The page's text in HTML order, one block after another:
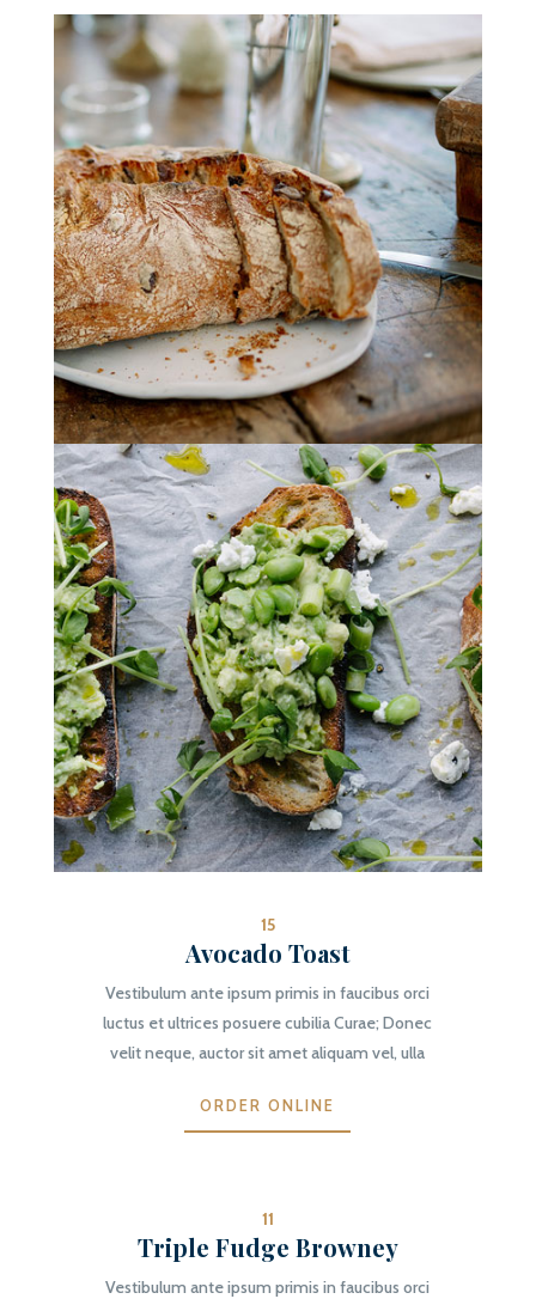
15
Avocado Toast
Vestibulum ante ipsum primis in faucibus orci
luctus et ultrices posuere cubilia Curae; Donec
velit neque, auctor sit amet aliquam vel, ulla
ORDER ONLINE
11
Triple Fudge Browney
Vestibulum ante ipsum primis in faucibus orci